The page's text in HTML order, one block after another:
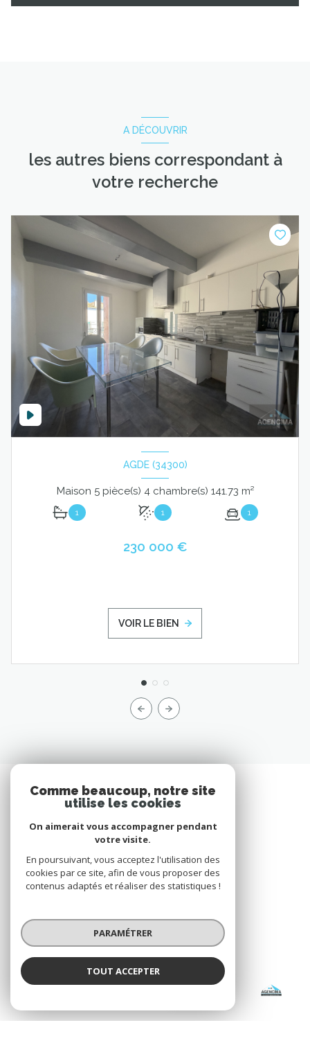
AGENCIMA
A DÉCOUVRIR
les autres biens correspondant à
votre recherche
AGDE (34300)
Maison 5 pièce(s) 4 chambre(s) 141.73 m²
1 1 1
230 000 €
VOIR LE BIEN
Comme beaucoup, notre site
utilise les cookies
On aimerait vous accompagner pendant
votre visite.
En poursuivant, vous acceptez l'utilisation des
cookies par ce site, afin de vous proposer des
contenus adaptés et réaliser des statistiques !
PARAMÉTRER
TOUT ACCEPTER